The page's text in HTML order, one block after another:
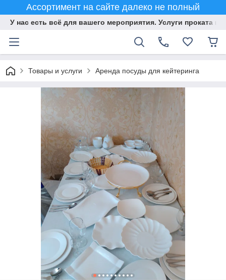
Ассортимент на сайте далеко не полный
У нас есть всё для вашего мероприятия. Услуги проката и
Товары и услуги Аренда посуды для кейтеринга